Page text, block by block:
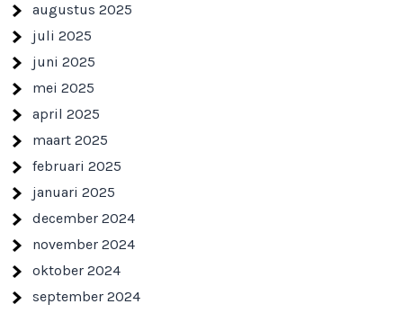
augustus 2025
juli 2025
juni 2025
mei 2025
april 2025
maart 2025
februari 2025
januari 2025
december 2024
november 2024
oktober 2024
september 2024